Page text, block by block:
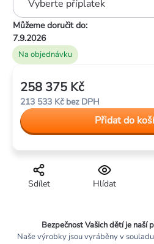
Na objednávku
Můžeme doručit do:
7.9.2026
Hlídat
Sdílet
258 375 Kč
213 533 Kčbez DPH
cena:
Přidat do
Bezpečnost Vašich dětí je naší
Naše výrobky jsou vyráběny v